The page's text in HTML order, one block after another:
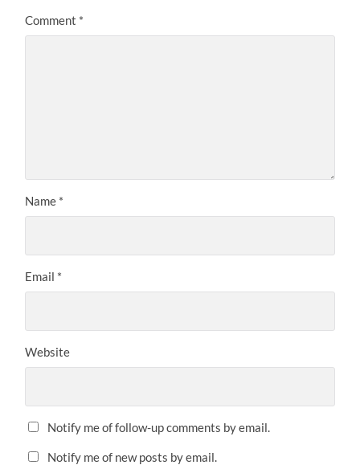
Comment *
Name *
Email *
Website
Notify me of follow-up comments by email.
Notify me of new posts by email.